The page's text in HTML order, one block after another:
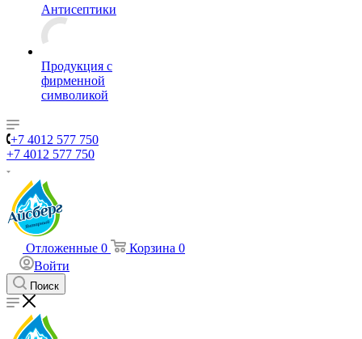
Антисептики
Продукция с
фирменной
символикой
+7 4012 577 750
+7 4012 577 750
Отложенные 0 Корзина 0
Войти
Поиск